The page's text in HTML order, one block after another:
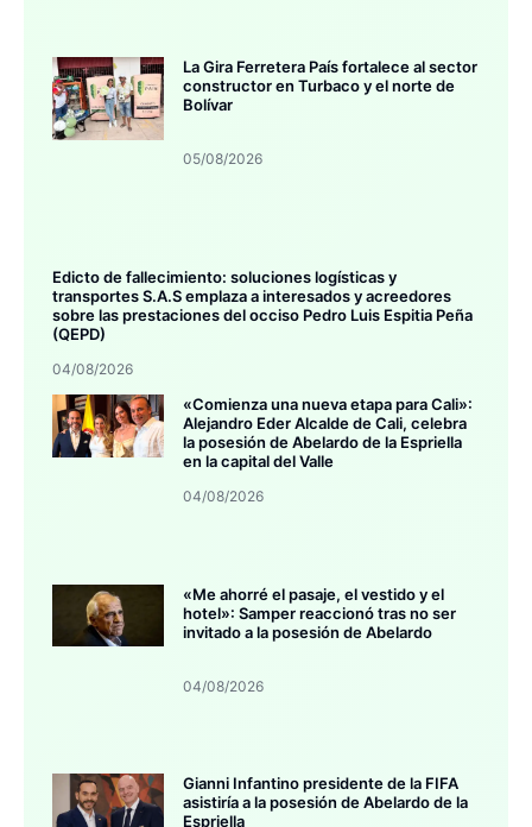
La Gira Ferretera País fortalece al sector
constructor en Turbaco y el norte de
Bolívar
05/08/2026
Edicto de fallecimiento: soluciones logísticas y
transportes S.A.S emplaza a interesados y acreedores
sobre las prestaciones del occiso Pedro Luis Espitia Peña
(QEPD)
04/08/2026
«Comienza una nueva etapa para Cali»:
Alejandro Eder Alcalde de Cali, celebra
la posesión de Abelardo de la Espriella
en la capital del Valle
04/08/2026
«Me ahorré el pasaje, el vestido y el
hotel»: Samper reaccionó tras no ser
invitado a la posesión de Abelardo
04/08/2026
Gianni Infantino presidente de la FIFA
asistiría a la posesión de Abelardo de la
Espriella